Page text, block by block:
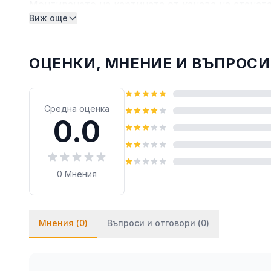
монтират на стената посредством
Виж още
ОЦЕНКИ, МНЕНИЕ И ВЪПРОСИ
Средна оценка
0.0
0 Мнения
Мнения (0) Въпроси и отговори (0)